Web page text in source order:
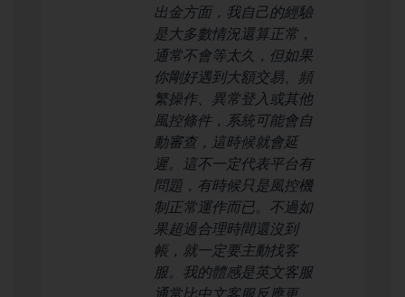
出金方面，我自己的經驗
是大多數情況還算正常，
通常不會等太久，但如果
你剛好遇到大額交易、頻
繁操作、異常登入或其他
風控條件，系統可能會自
動審查，這時候就會延
遲。這不一定代表平台有
問題，有時候只是風控機
制正常運作而已。不過如
果超過合理時間還沒到
帳，就一定要主動找客
服。我的體感是英文客服
通常比中文客服反應更